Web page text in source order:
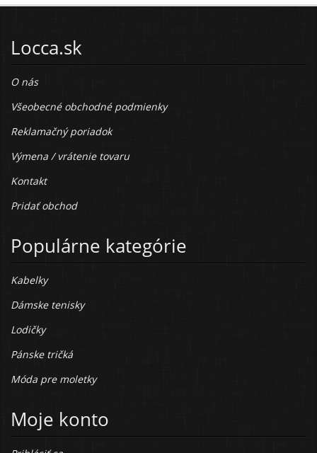
Locca.sk
O nás
Všeobecné obchodné podmienky
Reklamačný poriadok
Výmena / vrátenie tovaru
Kontakt
Pridať obchod
Populárne kategórie
Kabelky
Dámske tenisky
Lodičky
Pánske tričká
Móda pre moletky
Moje konto